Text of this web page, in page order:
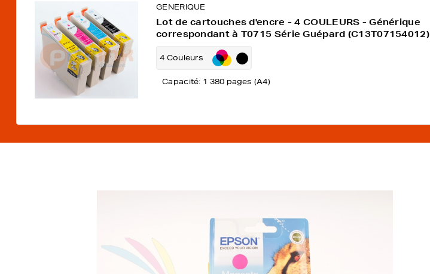
GENERIQUE
Lot de cartouches d'encre - 4 COULEURS - Générique
correspondant à T0715 Série Guépard (C13T07154012)
4 Couleurs
Capacité: 1 380 pages (A4)